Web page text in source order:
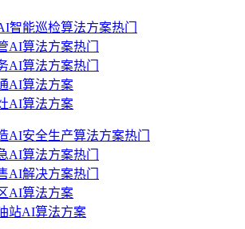
智能巡检算法方案热门
AI算法方案热门
AI算法方案热门
AI算法方案
AI算法方案
AI安全生产算法方案热门
AI算法方案热门
AI解决方案热门
AI算法方案
站AI算法方案